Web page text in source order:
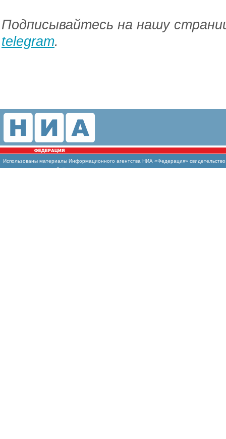
Подписывайтесь на нашу
telegram.
Использованы материалы Информационного агентства НИА «Федерация»
массовых коммуникаций (Роскомнадзор)